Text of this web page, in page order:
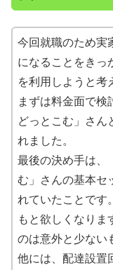
今回就職のため実
になることをきっ
を利用しようと考
まずは料金面で検
どっとこむ」さん
れました。
最後の決め手は、
む」さんの基本セ
れていたことです
もと欲しくなりま
のは意外と少ない
他には、配達設置